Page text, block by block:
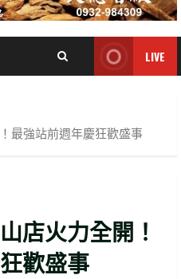
LIVE
最強站前週年慶狂歡盛事
店火力全開！
歡盛事